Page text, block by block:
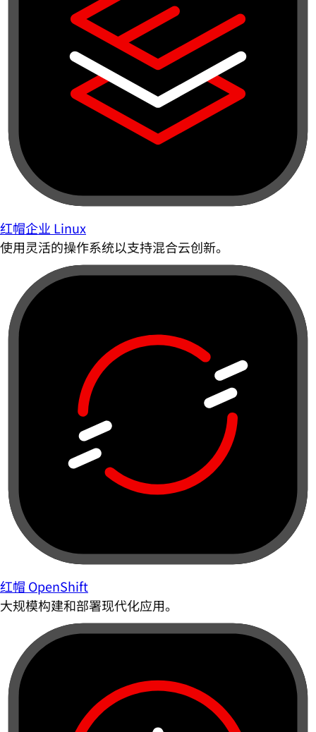
红帽企业 Linux
使用灵活的操作系统以支持混合云创新。
红帽 OpenShift
大规模构建和部署现代化应用。